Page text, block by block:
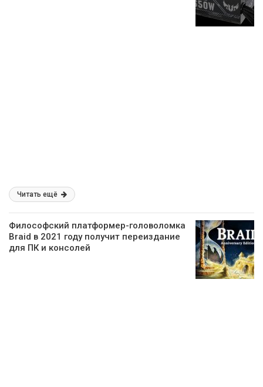
Читать ещё
Философский платформер-головоломка
Braid в 2021 году получит переиздание
для ПК и консолей